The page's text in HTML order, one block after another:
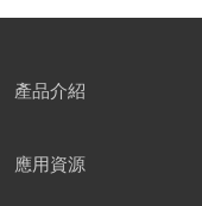
產品介紹
應用資源